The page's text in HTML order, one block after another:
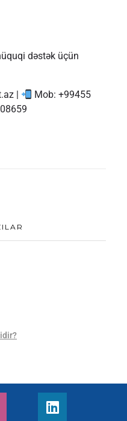
dəstək üçün
Mob: +99455